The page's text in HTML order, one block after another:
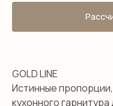
GOLD LINE
Истинные
кухонного